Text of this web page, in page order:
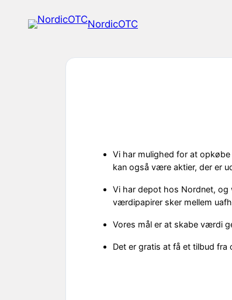
NordicOTC
Vi har mulighed for at
kan også være aktier, der er
Vi har depot hos Nordnet, og
værdipapirer sker mellem
Vores mål er at skabe værdi
Det er gratis at få et tilbud fra